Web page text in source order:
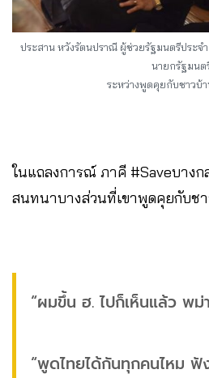
ประสาน หวังรัตนปราณี ผู้ช่วยรัฐมนตรีประจ
นายกรัฐมนต
ระหว่างพูดคุยกับชาวบ้
ในแถลงการณ์ ภาคี #Saveบาง
สนทนาบางส่วนที่เขาพูดคุยกับช
“ผมขึ้น ฮ. ไปก็เห็นแล้ว พ
“พูดไทยได้กันทุกคนไหม ฟั